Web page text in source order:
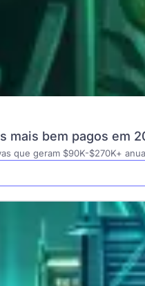
mais bem pagos em
que geram $90K-$270K+